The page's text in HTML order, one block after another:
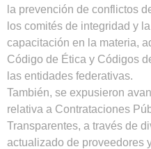
la prevención de conflictos
los comités de integridad y la
capacitación en la materia,
Código de Ética y Códigos
las entidades federativas.
También, se expusieron
relativa a Contrataciones
Transparentes, a través de
actualizado de proveedores